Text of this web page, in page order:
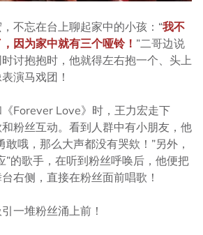
不忘在台上聊起家中的小孩：“我不
因为家中就有三个哑铃！ ”二哥边说
讨抱抱时，他就得左右抱一个、头上
演马戏团！
Forever Love》时，王力宏走下
粉丝互动。看到人群中有小朋友，他
敢哦，那么大声都没有哭欸！”另外，
”的歌手，在听到粉丝呼唤后，他便把
右侧，直接在粉丝面前唱歌！
一堆粉丝涌上前！